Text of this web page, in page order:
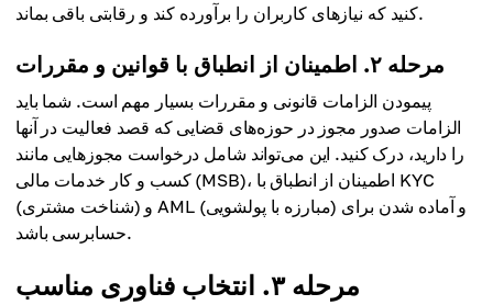
کنید که نیازهای کاربران را برآورده کند و رقابتی باقی بماند.
مرحله ۲. اطمینان از انطباق با قوانین و مقررات
پیمودن الزامات قانونی و مقررات بسیار مهم است. شما باید
الزامات صدور مجوز در حوزه‌های قضایی که قصد فعالیت در آنها
را دارید، درک کنید. این می‌تواند شامل درخواست مجوزهایی مانند
کسب و کار خدمات مالی (MSB)، اطمینان از انطباق با KYC
(شناخت مشتری) و AML (مبارزه با پولشویی) و آماده شدن برای
حسابرسی باشد.
مرحله ۳. انتخاب فناوری مناسب